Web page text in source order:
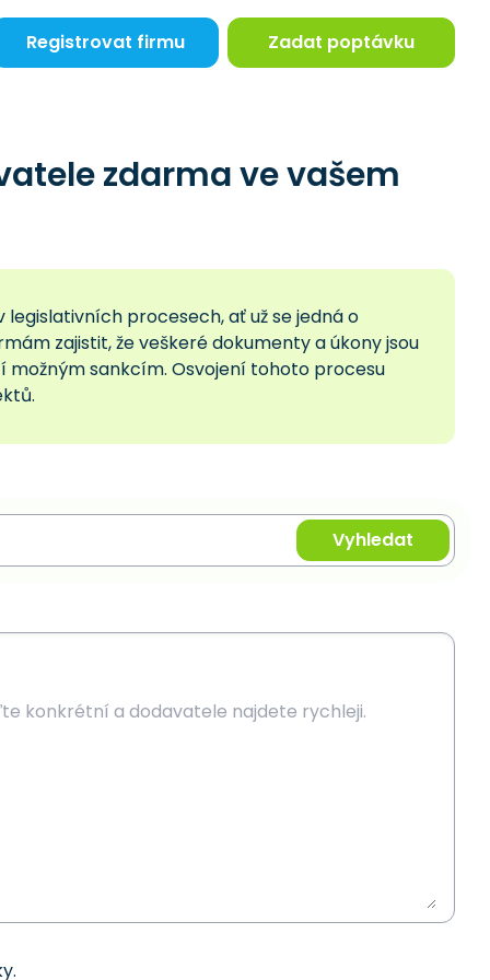
Registrovat firmu Zadat poptávku
zdarma ve vašem
procesech, ať už se jedná o
zajistit, že veškeré dokumenty a úkony jsou
možným sankcím. Osvojení tohoto procesu
Vyhledat